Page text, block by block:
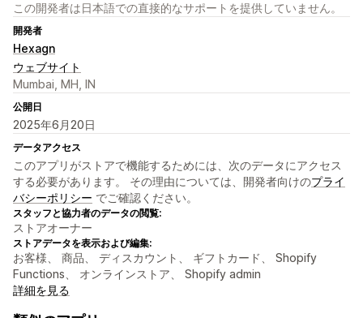
この開発者は日本語での直接的なサポートを提供していません。
開発者
Hexagn
ウェブサイト
Mumbai, MH, IN
公開日
2025年6月20日
データアクセス
このアプリがストアで機能するためには、次のデータにアクセス
する必要があります。 その理由については、開発者向けのプライ
バシーポリシー でご確認ください。
スタッフと協力者のデータの閲覧:
ストアオーナー
ストアデータを表示および編集:
お客様、 商品、 ディスカウント、 ギフトカード、 Shopify
Functions、 オンラインストア、 Shopify admin
詳細を見る